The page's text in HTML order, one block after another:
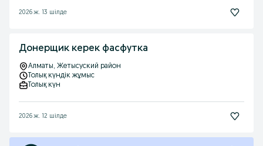
2026 ж. 13 шілде
Донерщик керек фасфутка
Алматы, Жетысуский район
Толық күндік жұмыс
Толық күн
2026 ж. 12 шілде